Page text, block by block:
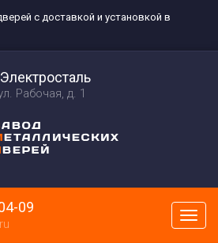
с доставкой и установкой в
Электросталь
Рабочая, д. 1
меню
09